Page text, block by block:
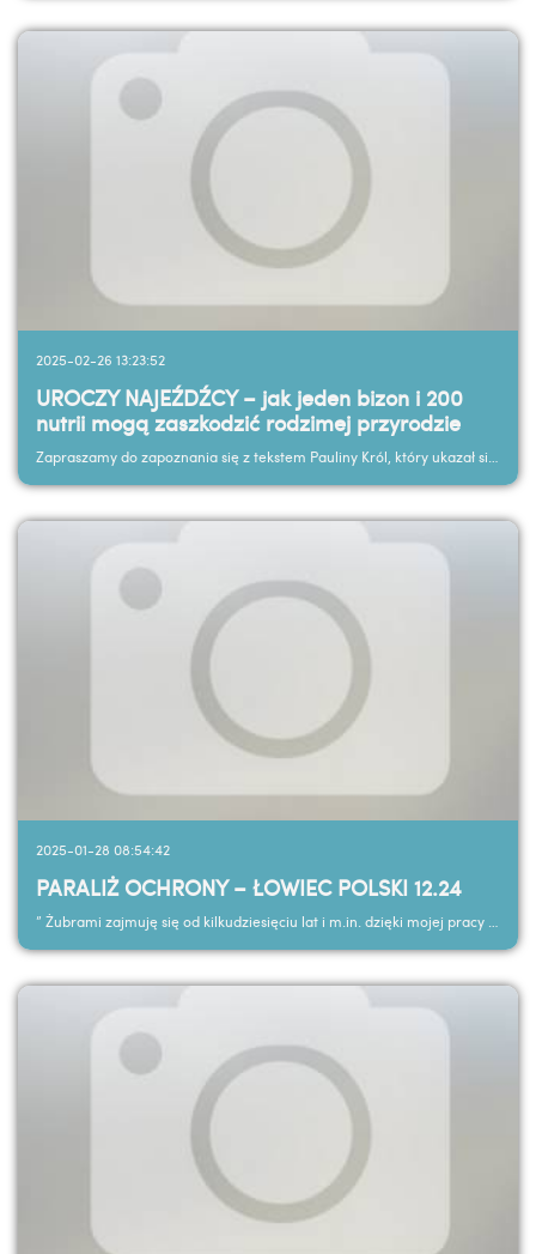
2025-02-26 13:23:52
UROCZY NAJEŹDŹCY – jak jeden bizon i 200
nutrii mogą zaszkodzić rodzimej przyrodzie
2025-01-28 08:54:42
PARALIŻ OCHRONY – ŁOWIEC POLSKI 12.24